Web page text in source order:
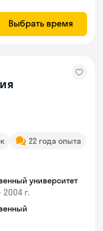
Выбрать время
22 года опыта
университет
2004 г.